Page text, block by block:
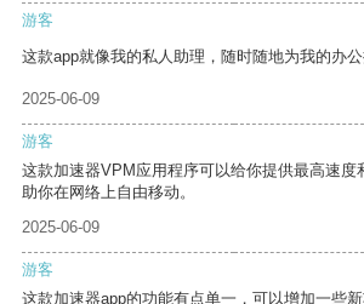
游客
这款app就像我的私人助理，随时随地为我的办公
2025-06-09
游客
这款加速器VPM应用程序可以给你提供最高速度
助你在网络上自由移动。
2025-06-09
游客
这款加速器app的功能有点单一，可以增加一些